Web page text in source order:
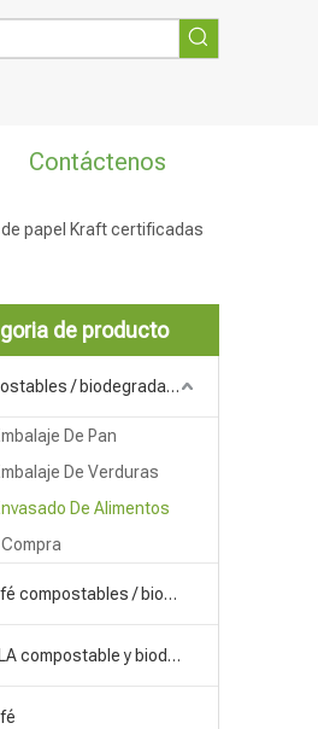
Contáctenos
papel Kraft certificadas
de producto
Bolsas compostables / biodegradables
De Pan
De Verduras
De Alimentos
Bolsas de café compostables / biodegradables
Película de PLA compostable y biodegradable